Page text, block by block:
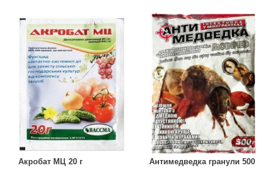
Акробат МЦ 20 г
Антимедведка гранули 500